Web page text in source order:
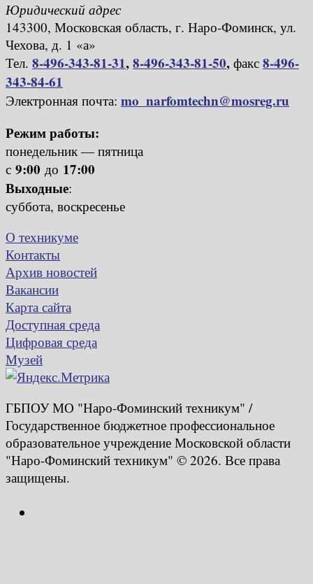
Юридический адрес
143300, Московская область, г. Наро-Фоминск, ул.
Чехова, д. 1 «а»
Тел. 8-496-343-81-31,8-496-343-81-50, факс 8-496-
343-84-61
Электронная почта: mo_narfomtechn@mosreg.ru
Режим работы:
понедельник — пятница
с 9:00 до 17:00
Выходные:
суббота, воскресенье
О техникуме
Контакты
Архив новостей
Вакансии
Карта сайта
Доступная среда
Цифровая среда
Музей
ГБПОУ МО "Наро-Фоминский техникум" /
Государственное бюджетное профессиональное
образовательное учреждение Московской области
"Наро-Фоминский техникум" © 2026. Все права
защищены.